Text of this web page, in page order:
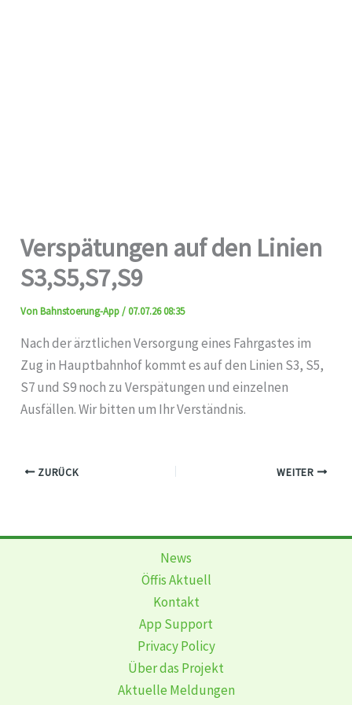
Verspätungen auf den Linien
S3,S5,S7,S9
VonBahnstoerung-App/ 07.07.26 08:35
Nach der ärztlichen Versorgung eines Fahrgastes im
Zug in Hauptbahnhof kommt es auf den Linien S3, S5,
S7 und S9 noch zu Verspätungen und einzelnen
Ausfällen. Wir bitten um Ihr Verständnis.
ZURÜCK WEITER
News
Öffis Aktuell
Kontakt
App Support
Privacy Policy
Über das Projekt
Aktuelle Meldungen